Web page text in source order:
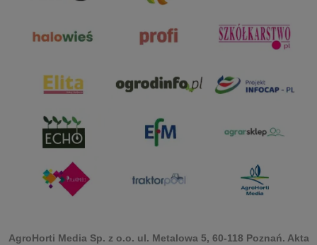
AgroHorti Media Sp. z o.o. ul. Metalowa 5, 60-118 Poznań. Akta